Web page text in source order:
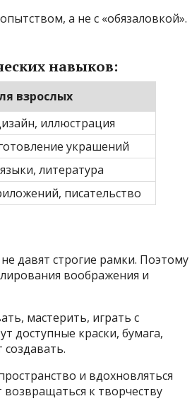
а не с «обязаловкой».
навыков:
взрослых
иллюстрация
украшений
литература
писательство
давят строгие рамки. Поэтому
воображения и
мастерить, играть с
доступные краски, бумага,
и вдохновляться
к творчеству